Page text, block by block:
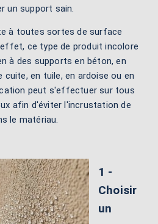
un support sain.
à toutes sortes de surface
ce type de produit incolore
à des supports en béton, en
cuite, en tuile, en ardoise ou en
peut s'effectuer sur tous
afin d'éviter l'incrustation de
le matériau.
1 -
Choisir
un